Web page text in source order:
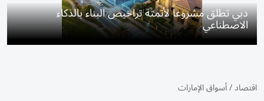
دبي تطلق مشروعاً لأتمتة تراخيص البناء بالذكاء
الاصطناعي
اقتصاد/أسواق الإمارات